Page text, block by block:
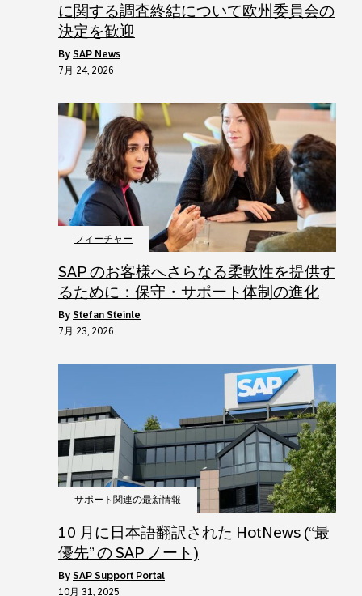
に関する調査終結について欧州委員会の
決定を歓迎
by SAP News
7月 24, 2026
フィーチャー
SAP のお客様へさらなる柔軟性を提供す
るために：保守・サポート体制の進化
by Stefan Steinle
7月 23, 2026
サポート関連の最新情報
10 月に日本語翻訳された HotNews (“最
優先” の SAP ノート)
by SAP Support Portal
10月 31, 2025